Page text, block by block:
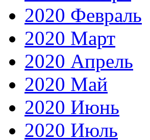
2020 Февраль
2020 Март
2020 Апрель
2020 Май
2020 Июнь
2020 Июль